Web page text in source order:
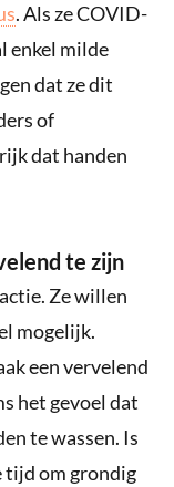
. Als ze COVID-
enkel milde
dat ze dit
of
dat handen
te zijn
Ze willen
mogelijk.
een vervelend
het gevoel dat
te wassen. Is
tijd om grondig